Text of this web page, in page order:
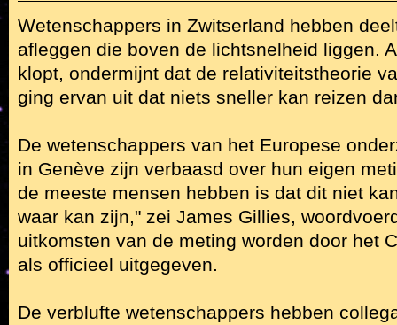
Wetenschappers in Zwitserland hebben
afleggen die boven de lichtsnelheid liggen.
klopt, ondermijnt dat de relativiteitstheorie
ging ervan uit dat niets sneller kan reizen
De wetenschappers van het Europese
in Genève zijn verbaasd over hun eigen
de meeste mensen hebben is dat dit niet
waar kan zijn," zei James Gillies,
uitkomsten van de meting worden door het
als officieel uitgegeven.
De verblufte wetenschappers hebben